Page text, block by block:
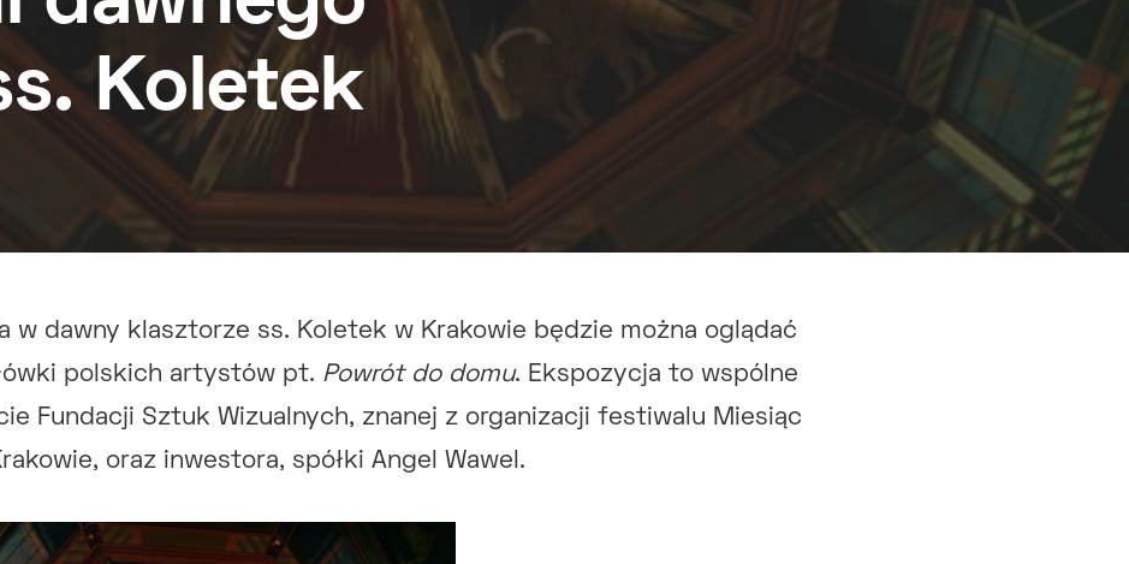
Koletek
w dawny klasztorze ss. Koletek w Krakowie będzie można oglądać
polskich artystów pt. Powrót do domu. Ekspozycja to wspólne
Fundacji Sztuk Wizualnych, znanej z organizacji festiwalu Miesiąc
oraz inwestora, spółki Angel Wawel.